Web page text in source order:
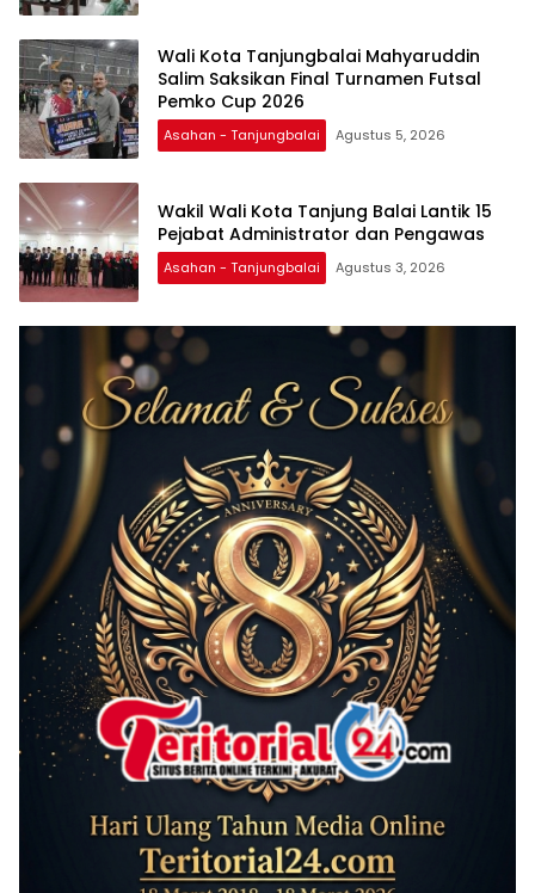
Wali Kota Tanjungbalai Mahyaruddin
Salim Saksikan Final Turnamen Futsal
Pemko Cup 2026
Asahan - Tanjungbalai Agustus 5, 2026
Wakil Wali Kota Tanjung Balai Lantik 15
Pejabat Administrator dan Pengawas
Asahan - Tanjungbalai Agustus 3, 2026